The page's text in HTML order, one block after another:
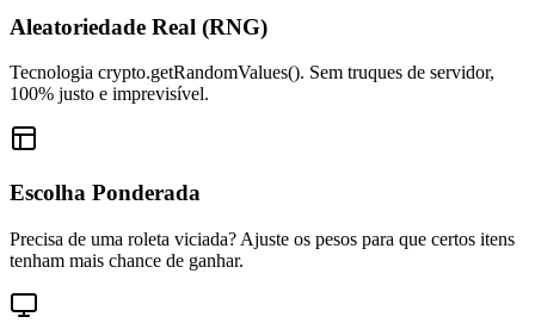
Aleatoriedade Real (RNG)
Tecnologia crypto.getRandomValues(). Sem truques de servidor,
100% justo e imprevisível.
Escolha Ponderada
Precisa de uma roleta viciada? Ajuste os pesos para que certos itens
tenham mais chance de ganhar.